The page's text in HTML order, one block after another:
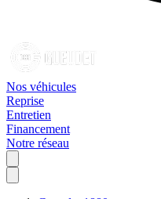
Nos véhicules
Reprise
Entretien
Financement
Notre réseau